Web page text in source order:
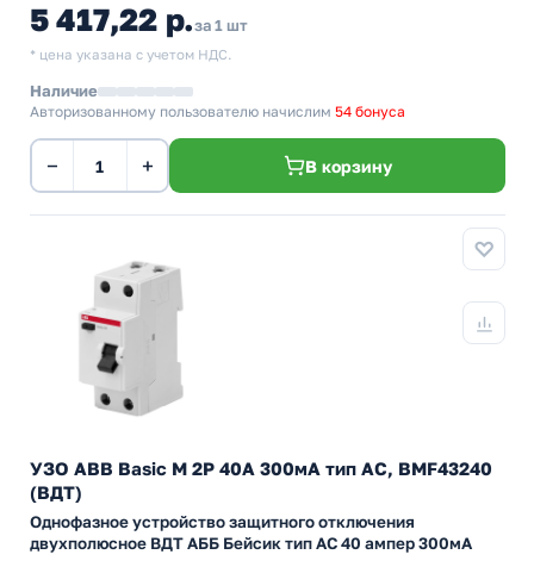
5 417,22 р.за 1 шт
* цена указана с учетом НДС.
Наличие
Авторизованному пользователю начислим 54 бонуса
− + В корзину
УЗО ABB Basic M 2P 40A 300мА тип AC, BMF43240
(ВДТ)
Однофазное устройство защитного отключения
двухполюсное ВДТ АББ Бейсик тип АС 40 ампер 300мА